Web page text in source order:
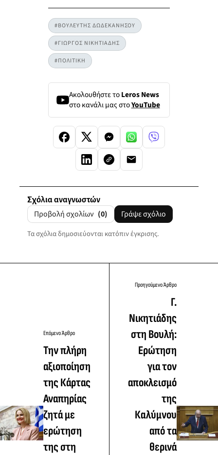
#ΒΟΥΛΕΥΤΗΣ ΔΩΔΕΚΑΝΗΣΟΥ
#ΓΙΩΡΓΟΣ ΝΙΚΗΤΙΑΔΗΣ
#ΠΟΛΙΤΙΚΗ
Ακολουθήστε τοLeros News
στο κανάλι μας στοYouTube
Σχόλια αναγνωστών
Προβολή σχολίων (0) Γράψε σχόλιο
Τα σχόλια δημοσιεύονται κατόπιν έγκρισης.
Επόμενο Άρθρο
Την πλήρη
αξιοποίηση
της Κάρτας
Αναπηρίας
ζητά με
ερώτηση
της στη
Προηγούμενο Άρθρο
Γ.
Νικητιάδης
στη Βουλή:
Ερώτηση
για τον
αποκλεισμό
της
Καλύμνου
από τα
θερινά